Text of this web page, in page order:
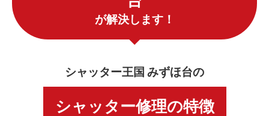
が解決します！
シャッター王国 みずほ台の
シャッター修理の特徴